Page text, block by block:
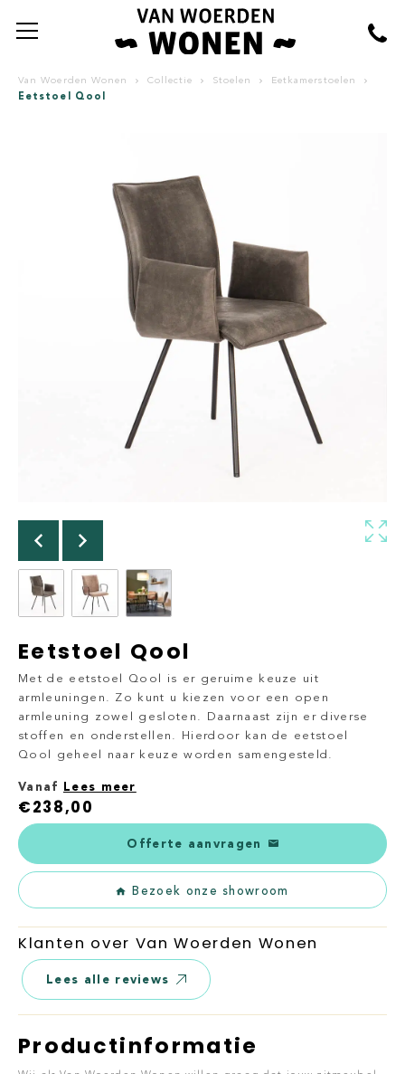
Van Woerden Wonen Collectie Stoelen Eetkamerstoelen
Eetstoel Qool
Eetstoel Qool
Met de eetstoel Qool is er geruime keuze uit
armleuningen. Zo kunt u kiezen voor een open
armleuning zowel gesloten. Daarnaast zijn er diverse
stoffen en onderstellen. Hierdoor kan de eetstoel
Qool geheel naar keuze worden samengesteld.
Vanaf Lees meer
€238,00
Offerte aanvragen
Bezoek onze showroom
Klanten over Van Woerden Wonen
Lees alle reviews
Productinformatie